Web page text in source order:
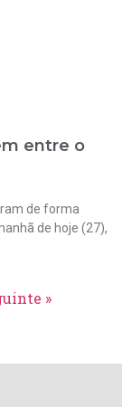
entre o
de forma
de hoje (27),
»